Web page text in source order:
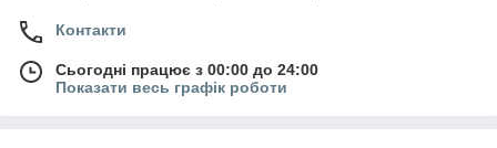
Контакти
Сьогодні працює з 00:00 до 24:00
Показати весь графік роботи